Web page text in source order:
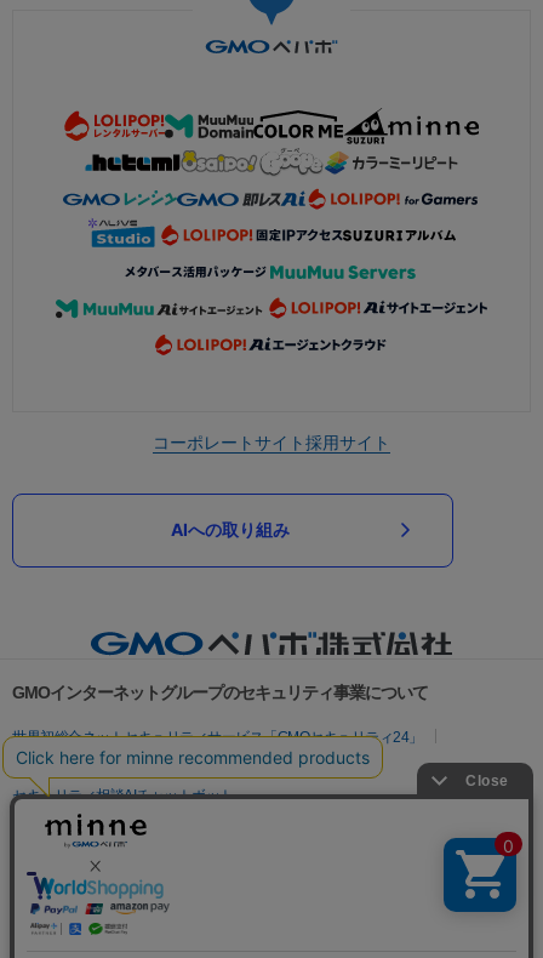
コーポレートサイト採用サイト
AIへの取り組み
GMOインターネットグループのセキュリティ事業について
世界初総合ネットセキュリティサービス「GMOセキュリティ24」
パスワード漏洩診断
Webサイトリスク診断
セキュリティ相談AIチャットボット
実在証明・盗聴対策
サイバー攻撃対策（GMO Flatt Security）
セキュリティ事業の軌跡